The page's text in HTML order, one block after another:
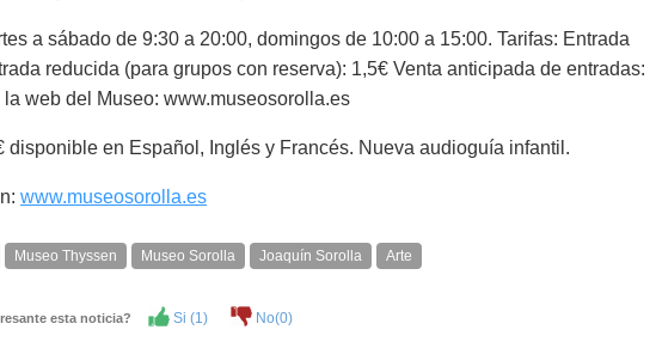
a sábado de 9:30 a 20:00, domingos de 10:00 a 15:00. Tarifas: Entrada
reducida (para grupos con reserva): 1,5€ Venta anticipada de entradas:
web del Museo: www.museosorolla.es
disponible en Español, Inglés y Francés. Nueva audioguía infantil.
www.museosorolla.es
Museo Thyssen Museo Sorolla Joaquín Sorolla Arte
esta noticia? Si (1) No(0)